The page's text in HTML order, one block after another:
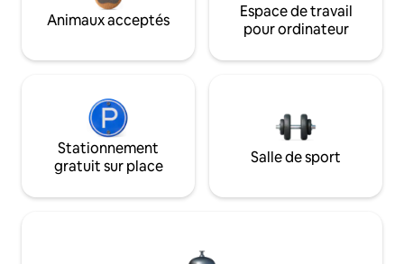
Animaux acceptés
Espace de travail
pour ordinateur
Stationnement
gratuit sur place
Salle de sport